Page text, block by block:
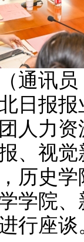
（通讯
日报
人力
、视
历史
学院
行座谈